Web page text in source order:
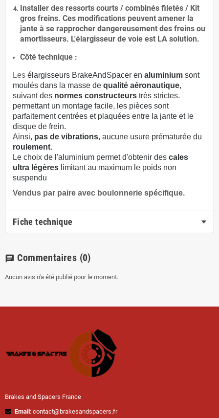
Installer des ressorts courts / combinés filetés / Kit
gros freins. Ces modifications peuvent amener la
jante à se rapprocher dangereusement des freins ou
amortisseurs. L'élargisseur de voie est LA solution.
Côté technique :
Les élargisseurs BrakeAndSpacer en aluminium sont
moulés dans la masse de qualité aéronautique,
suivant des normes constructeurs très strictes.
permettant un montage facile, les pièces sont
parfaitement centrées et plaquées entre la jante et le
disque de frein.
Ainsi, pas de vibrations, aucune usure prématurée du
roulement.
Le choix de l'aluminium permet d'obtenir des cales
ultra légères limitant au maximum le poids non
suspendu
Vendus par paire avec boulonnerie spécifique.
Fiche technique
chat Commentaires (0)
Aucun avis n'a été publié pour le moment.
Brakes and Spacers France
Email : contact@brakesandspacers.fr